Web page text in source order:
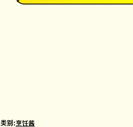
类别:烹饪酱